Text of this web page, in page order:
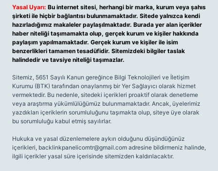
Yasal Uyarı: Bu internet sitesi, herhangi bir marka, kurum veya şahıs
şirketi ile hiçbir bağlantısı bulunmamaktadır. Sitede yalnızca kendi
hazırladığımız makaleler paylaşılmaktadır. Burada yer alan içerikler
haber niteliği taşımamakta olup, gerçek kurum ve kişiler hakkında
paylaşım yapılmamaktadır. Gerçek kurum ve kişiler ile isim
benzerlikleri tamamen tesadüfidir. Sitemizdeki bilgiler taslak
halindedir ve tavsiye niteliği taşımazlar.
Sitemiz, 5651 Sayılı Kanun gereğince Bilgi Teknolojileri ve İletişim
Kurumu (BTK) tarafından onaylanmış bir Yer Sağlayıcı olarak hizmet
vermektedir. Bu nedenle, sitedeki içerikleri proaktif olarak denetleme
veya araştırma yükümlülüğümüz bulunmamaktadır. Ancak, üyelerimiz
yazdıkları içeriklerin sorumluluğunu taşımakta olup, siteye üye olarak
bu sorumluluğu kabul etmiş sayılırlar.
Hukuka ve yasal düzenlemelere aykırı olduğunu düşündüğünüz
içerikleri, backlinkpanelicomtr@gmail.com adresine bildirmeniz halinde,
ilgili içerikler yasal süre içerisinde sitemizden kaldırılacaktır.